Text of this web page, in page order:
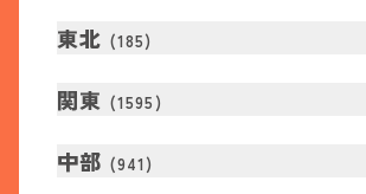
東北 (185)
関東 (1595 )
中部 (941 )